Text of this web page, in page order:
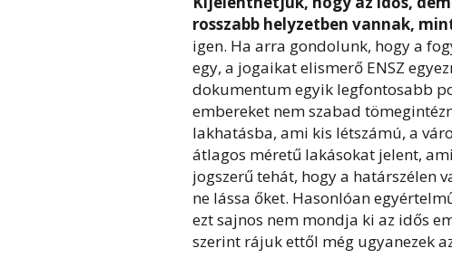
rosszabb helyzetben vannak,
igen. Ha arra gondolunk, hogy a
egy, a jogaikat elismerő ENSZ
dokumentum egyik legfontosabb
embereket nem szabad
lakhatásba, ami kis létszámú, a
átlagos méretű lakásokat jelent,
jogszerű tehát, hogy a határszélen
ne lássa őket. Hasonlóan
ezt sajnos nem mondja ki az idős
szerint rájuk ettől még ugyanezek